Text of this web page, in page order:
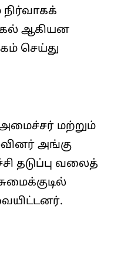
ஆகியன
செய்து
மற்றும்
அங்கு
தடுப்பு வலைத்